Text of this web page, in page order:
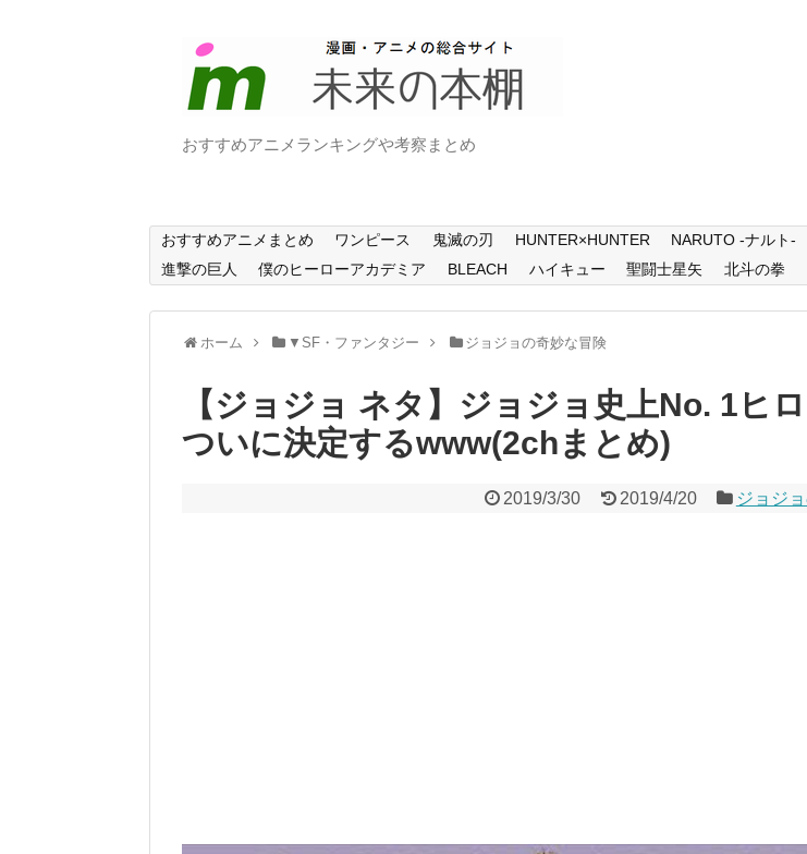
おすすめアニメランキングや考察まとめ
おすすめアニメまとめ ワンピース 鬼滅の刃 HUNTER×HUNTER NARUTO -ナルト-
進撃の巨人
僕のヒーローアカデミア BLEACH ハイキュー 聖闘士星矢 北斗の拳
ホーム ▼SF・ファンタジー ジョジョの奇妙な冒険
【ジョジョ ネタ】ジョジョ史上No. 1ヒ
ついに決定するwww(2chまとめ)
2019/3/30 2019/4/20 ジョジ